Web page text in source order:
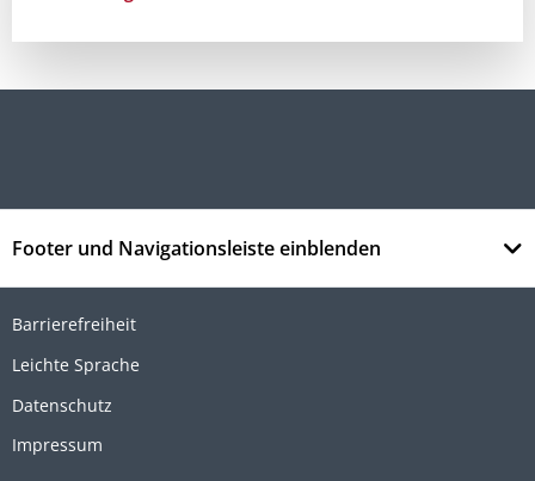
Footer und Navigationsleiste einblenden
Barrierefreiheit
Leichte Sprache
Datenschutz
Impressum